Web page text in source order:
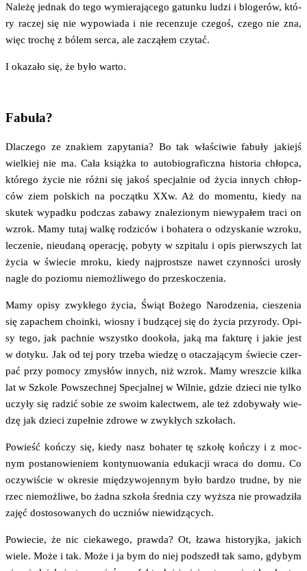
Nale­żę jed­nak do tego wymie­ra­ją­ce­go gatun­ku ludzi i blo­ge­rów, któ­
ry raczej się nie wypo­wia­da i nie recen­zu­je cze­goś, cze­go nie zna,
więc tro­chę z bólem ser­ca, ale zaczą­łem czytać.
I oka­za­ło się, że było warto.
Fabuła?
Dla­cze­go ze zna­kiem zapy­ta­nia? Bo tak wła­ści­wie fabu­ły jakiejś
wiel­kiej nie ma. Cała książ­ka to auto­bio­gra­ficz­na histo­ria chłop­ca,
któ­re­go życie nie róż­ni się jakoś spe­cjal­nie od życia innych chłop­
ców ziem pol­skich na począt­ku XXw. Aż do momen­tu, kie­dy na
sku­tek wypad­ku pod­czas zaba­wy zna­le­zio­nym nie­wy­pa­łem tra­ci on
wzrok. Mamy tutaj wal­kę rodzi­ców i boha­te­ra o odzy­ska­nie wzro­ku,
lecze­nie, nie­uda­ną ope­ra­cję, poby­ty w szpi­ta­lu i opis pierw­szych lat
życia w świe­cie mro­ku, kie­dy naj­prost­sze nawet czyn­no­ści uro­sły
nagle do pozio­mu nie­moż­li­we­go do przeskoczenia.
Mamy opi­sy zwy­kłe­go życia, Świąt Boże­go Naro­dze­nia, cie­sze­nia
się zapa­chem cho­in­ki, wio­sny i budzą­cej się do życia przy­ro­dy. Opi­
sy tego, jak pach­nie wszyst­ko dooko­ła, jaką ma fak­tu­rę i jakie jest
w doty­ku. Jak od tej pory trze­ba wie­dzę o ota­cza­ją­cym świe­cie czer­
pać przy pomo­cy zmy­słów innych, niż wzrok. Mamy wresz­cie kil­ka
lat w Szko­le Powszech­nej Spe­cjal­nej w Wil­nie, gdzie dzie­ci nie tyl­ko
uczy­ły się radzić sobie ze swo­im kalec­twem, ale też zdo­by­wa­ły wie­
dzę jak dzie­ci zupeł­nie zdro­we w zwy­kłych szkołach.
Powieść koń­czy się, kie­dy nasz boha­ter tę szko­łę koń­czy i z moc­
nym posta­no­wie­niem kon­ty­nu­owa­nia edu­ka­cji wra­ca do domu. Co
oczy­wi­ście w okre­sie mię­dzy­wo­jen­nym było bar­dzo trud­ne, by nie
rzec nie­moż­li­we, bo żad­na szko­ła śred­nia czy wyż­sza nie pro­wa­dzi­ła
zajęć dosto­so­wa­nych do uczniów niewidzących.
Powie­cie, że nic cie­ka­we­go, praw­da? Ot, łza­wa histo­ryj­ka, jakich
wie­le. Może i tak. Może i ja bym do niej pod­szedł tak samo, gdy­bym